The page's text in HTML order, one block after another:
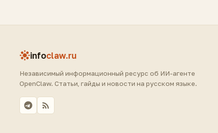
infoclaw.ru
Независимый информационный ресурс об ИИ-агенте
OpenClaw. Статьи, гайды и новости на русском языке.